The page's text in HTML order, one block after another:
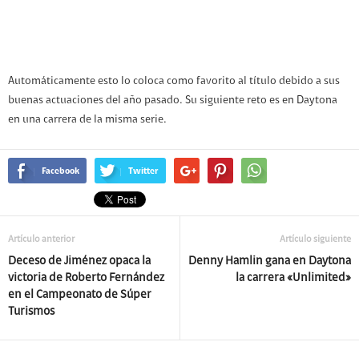
Automáticamente esto lo coloca como favorito al título debido a sus
buenas actuaciones del año pasado. Su siguiente reto es en Daytona
en una carrera de la misma serie.
Facebook Twitter
Artículo anterior
Deceso de Jiménez opaca la
victoria de Roberto Fernández
en el Campeonato de Súper
Turismos
Artículo siguiente
Denny Hamlin gana en Daytona
la carrera «Unlimited»